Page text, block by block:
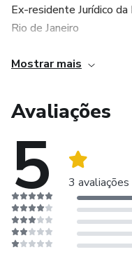
Ex-residente Jurídico
Rio de Janeiro
Formado em Direito
do Estado e Direito
Procurador do Estado
Município de Campinas.
Mostrar mais
Avaliações
5 3 avaliações